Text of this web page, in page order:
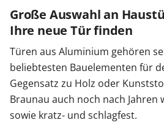
Große Auswahl an
Ihre neue Tür finden
Türen aus Aluminium gehören
beliebtesten Bauelementen für
Gegensatz zu Holz oder
Braunau auch noch nach
sowie kratz- und schlagfest.